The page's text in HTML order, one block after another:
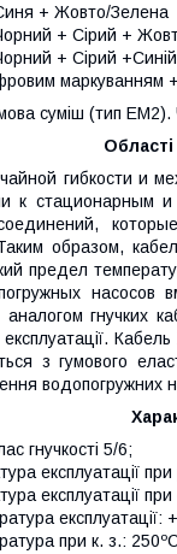
+ Жовто/Зелена
+ Сірий +
+ Сірий
маркуванням
суміш (тип
гибкости и
к стационарным
образом,
предел
насосов
аналогом гнучких
з гумового
водопогружних
гнучкості 5/6;
експлуатації
експлуатації
експлуатації:
при к. з.: